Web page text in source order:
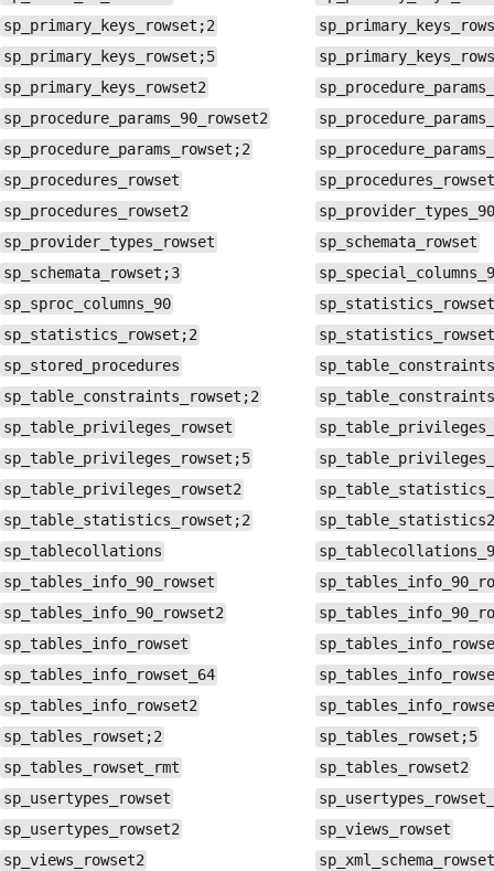
sp_primary_keys_rowset;2
sp_primary_keys_rowset;5
sp_primary_keys_rowset2
sp_procedure_params_90_rowset2
sp_procedure_params_rowset;2
sp_procedures_rowset
sp_procedures_rowset2
sp_provider_types_rowset
sp_schemata_rowset
sp_schemata_rowset;3
sp_sproc_columns_90
sp_statistics_rowset
sp_statistics_rowset;2
sp_stored_procedures
sp_table_constraints_rowset;2
sp_table_privileges_rowset
sp_table_privileges_rowset;5
sp_table_privileges_rowset2
sp_table_statistics_rowset;2
sp_tablecollations
sp_tables_info_90_rowset
sp_tables_info_90_rowset2
sp_tables_info_rowset
sp_tables_info_rowset_64
sp_tables_info_rowset2
sp_tables_rowset;2
sp_tables_rowset;5
sp_tables_rowset_rmt
sp_tables_rowset2
sp_usertypes_rowset
sp_usertypes_rowset2
sp_views_rowset
sp_views_rowset2
sp_xml_schema_rowset